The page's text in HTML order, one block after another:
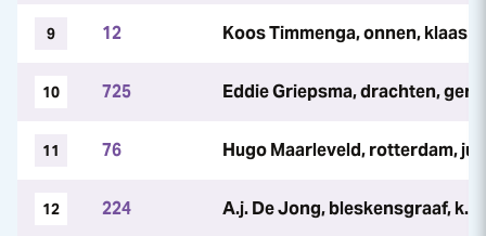
9 12 Koos Timmenga, onnen, klaas j
10 725 Eddie Griepsma, drachten,
11 76 Hugo Maarleveld, rotterdam,
12 224 A.j. De Jong, bleskensgraaf,